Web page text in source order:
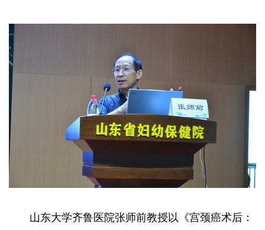
山东大学齐鲁医院张师前教授以《宫颈癌术后：